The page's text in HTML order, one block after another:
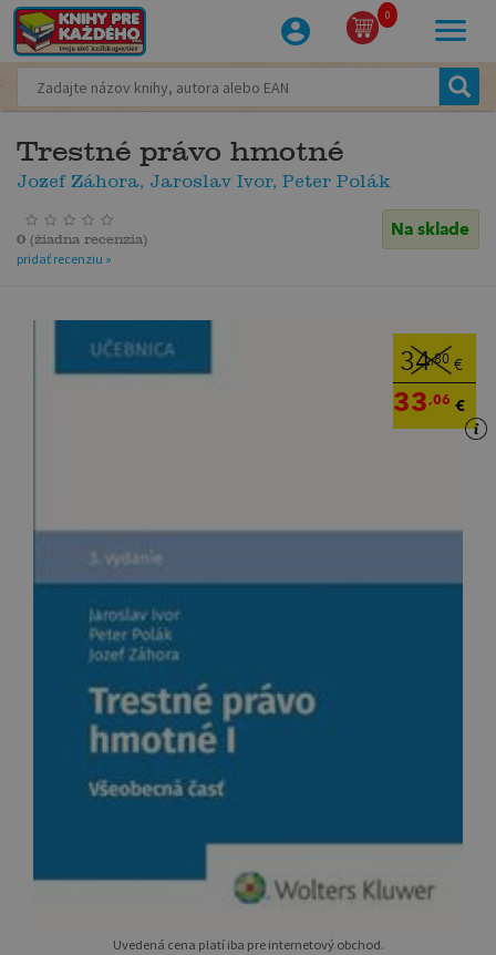
0
Trestné právo hmotné
Jozef Záhora, Jaroslav Ivor, Peter Polák
Na sklade
0 (žiadna recenzia)
pridať recenziu »
34,80 €
33,06 €
Uvedená cena platí iba pre internetový obchod.